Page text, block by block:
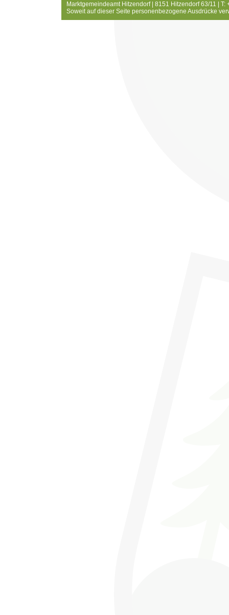
Marktgemeindeamt Hitzendorf | 8151 Hitzendorf 63/11 |
Soweit auf dieser Seite personenbezogene Ausdrücke